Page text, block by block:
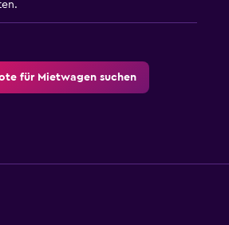
für Mietwagen suchen